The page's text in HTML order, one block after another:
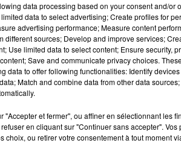
JOURNAL DU LIBAN DU SOIR DU 7/9/2022
JOURNAL DU LIBAN DU SOIR DU 7/9/2022
data processing based on your consent and/or
data to select advertising; Create profiles for
advertising performance; Measure content
different sources; Develop and improve services;
Use limited data to select content; Ensure security,
Save and communicate privacy choices.
data to offer following functionalities: Identify
Match and combine data from other data
"Accepter et fermer", ou affiner en sélectionnant les
en cliquant sur "Continuer sans accepter".
choix, ou retirer votre consentement à tout moment